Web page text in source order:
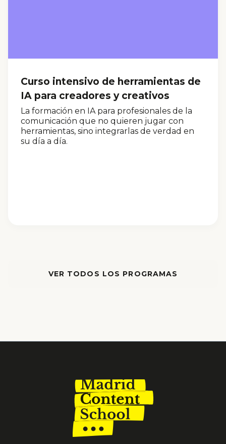
Curso intensivo de herramientas de
IA para creadores y creativos
La formación en IA para profesionales de la
comunicación que no quieren jugar con
herramientas, sino integrarlas de verdad en
su día a día.
VER TODOS LOS PROGRAMAS